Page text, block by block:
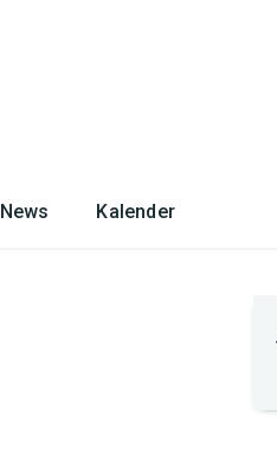
News Kalender